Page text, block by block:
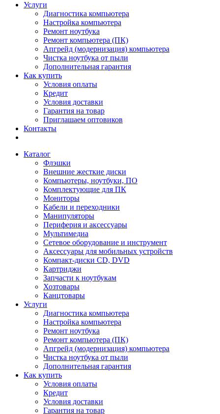
Услуги
Диагностика компьютера
Настройка компьютера
Ремонт ноутбука
Ремонт компьютера (ПК)
Апгрейд (модернизация) компьютера
Чистка ноутбука от пыли
Дополнительная гарантия
Как купить
Условия оплаты
Кредит
Условия доставки
Гарантия на товар
Приглашаем оптовиков
Контакты
Каталог
Флэшки
Внешние жесткие диски
Компьютеры, ноутбуки, ПО
Комплектующие для ПК
Мониторы
Кабели и переходники
Манипуляторы
Периферия и аксессуары
Мультимедиа
Сетевое оборудование и инструмент
Аксессуары для мобильных устройств
Компакт-диски CD, DVD
Картриджи
Запчасти к ноутбукам
Хозтовары
Канцтовары
Услуги
Диагностика компьютера
Настройка компьютера
Ремонт ноутбука
Ремонт компьютера (ПК)
Апгрейд (модернизация) компьютера
Чистка ноутбука от пыли
Дополнительная гарантия
Как купить
Условия оплаты
Кредит
Условия доставки
Гарантия на товар